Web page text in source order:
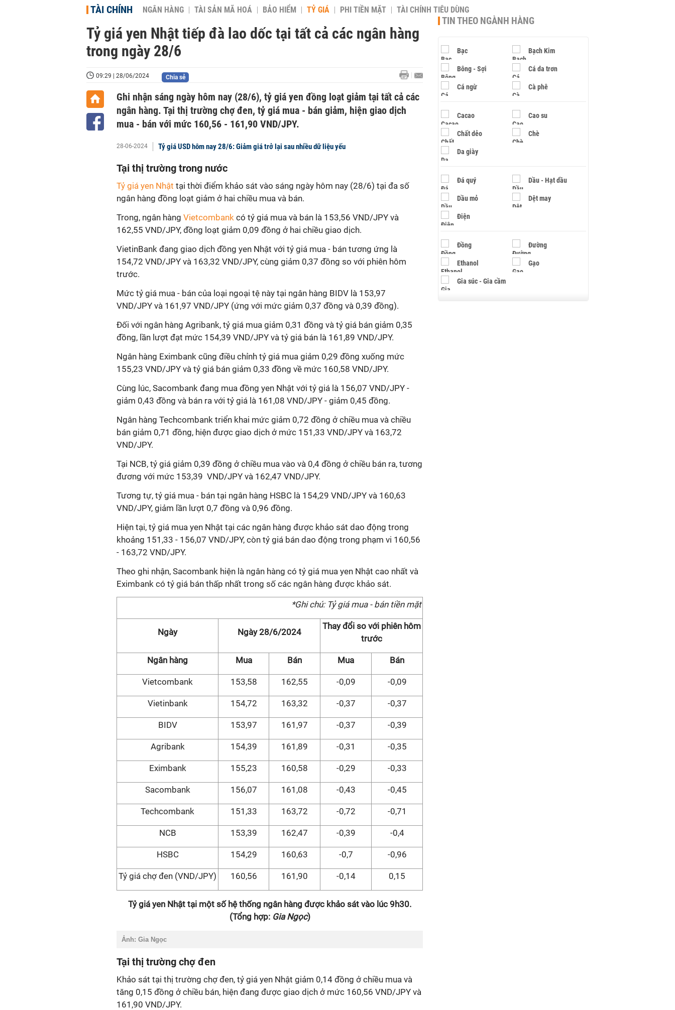
TÀI CHÍNH NGÂN HÀNG TÀI SẢN MÃ HOÁ BẢO HIỂM TỶ GIÁ PHI TIỀN MẶT TÀI CHÍNH TIÊU DÙNG
Tỷ giá yen Nhật tiếp đà lao dốc tại tất cả các ngân hàng
trong ngày 28/6
09:29 | 28/06/2024 Chia sẻ
Ghi nhận sáng ngày hôm nay (28/6), tỷ giá yen đồng loạt giảm tại tất cả các
ngân hàng. Tại thị trường chợ đen, tỷ giá mua - bán giảm, hiện giao dịch
mua - bán với mức 160,56 - 161,90 VND/JPY.
28-06-2024 Tỷ giá USD hôm nay 28/6: Giảm giá trở lại sau nhiều dữ liệu yếu
Tại thị trường trong nước
Tỷ giá yen Nhật tại thời điểm khảo sát vào sáng ngày hôm nay (28/6) tại đa số
ngân hàng đồng loạt giảm ở hai chiều mua và bán.
Trong, ngân hàng Vietcombank có tỷ giá mua và bán là 153,56 VND/JPY và
162,55 VND/JPY, đồng loạt giảm 0,09 đồng ở hai chiều giao dịch.
VietinBank đang giao dịch đồng yen Nhật với tỷ giá mua - bán tương ứng là
154,72 VND/JPY và 163,32 VND/JPY, cùng giảm 0,37 đồng so với phiên hôm
trước.
Mức tỷ giá mua - bán của loại ngoại tệ này tại ngân hàng BIDV là 153,97
VND/JPY và 161,97 VND/JPY (ứng với mức giảm 0,37 đồng và 0,39 đồng).
Đối với ngân hàng Agribank, tỷ giá mua giảm 0,31 đồng và tỷ giá bán giảm 0,35
đồng, lần lượt đạt mức 154,39 VND/JPY và tỷ giá bán là 161,89 VND/JPY.
Ngân hàng Eximbank cũng điều chỉnh tỷ giá mua giảm 0,29 đồng xuống mức
155,23 VND/JPY và tỷ giá bán giảm 0,33 đồng về mức 160,58 VND/JPY.
Cùng lúc, Sacombank đang mua đồng yen Nhật với tỷ giá là 156,07 VND/JPY -
giảm 0,43 đồng và bán ra với tỷ giá là 161,08 VND/JPY - giảm 0,45 đồng.
Ngân hàng Techcombank triển khai mức giảm 0,72 đồng ở chiều mua và chiều
bán giảm 0,71 đồng, hiện được giao dịch ở mức 151,33 VND/JPY và 163,72
VND/JPY.
Tại NCB, tỷ giá giảm 0,39 đồng ở chiều mua vào và 0,4 đồng ở chiều bán ra, tương
đương với mức 153,39 VND/JPY và 162,47 VND/JPY.
Tương tự, tỷ giá mua - bán tại ngân hàng HSBC là 154,29 VND/JPY và 160,63
VND/JPY, giảm lần lượt 0,7 đồng và 0,96 đồng.
Hiện tại, tỷ giá mua yen Nhật tại các ngân hàng được khảo sát dao động trong
khoảng 151,33 - 156,07 VND/JPY, còn tỷ giá bán dao động trong phạm vi 160,56
- 163,72 VND/JPY.
Theo ghi nhận, Sacombank hiện là ngân hàng có tỷ giá mua yen Nhật cao nhất và
Eximbank có tỷ giá bán thấp nhất trong số các ngân hàng được khảo sát.
*Ghi chú: Tỷ giá mua - bán tiền mặt
Ngày Ngày 28/6/2024
Thay đổi so với phiên hôm
trước
Ngân hàng Mua Bán Mua Bán
Vietcombank 153,58 162,55 -0,09 -0,09
Vietinbank 154,72 163,32 -0,37 -0,37
BIDV 153,97 161,97 -0,37 -0,39
Agribank 154,39 161,89 -0,31 -0,35
Eximbank 155,23 160,58 -0,29 -0,33
Sacombank 156,07 161,08 -0,43 -0,45
Techcombank 151,33 163,72 -0,72 -0,71
NCB 153,39 162,47 -0,39 -0,4
HSBC 154,29 160,63 -0,7 -0,96
Tỷ giá chợ đen (VND/JPY) 160,56 161,90 -0,14 0,15
Tỷ giá yen Nhật tại một số hệ thống ngân hàng được khảo sát vào lúc 9h30.
(Tổng hợp:Gia Ngọc)
Ảnh: Gia Ngọc
Tại thị trường chợ đen
Khảo sát tại thị trường chợ đen, tỷ giá yen Nhật giảm 0,14 đồng ở chiều mua và
tăng 0,15 đồng ở chiều bán, hiện đang được giao dịch ở mức 160,56 VND/JPY và
161,90 VND/JPY.
TIN THEO NGÀNH HÀNG
Bạc Bạch Kim
Bông - Sợi Cá da trơn
Cá ngừ Cà phê
Cacao Cao su
Chất dẻo Chè
Da giày
Đá quý Dầu - Hạt dầu
Dầu mỏ Dệt may
Điện
Đồng Đường
Ethanol Gạo
Gia súc - Gia cầm